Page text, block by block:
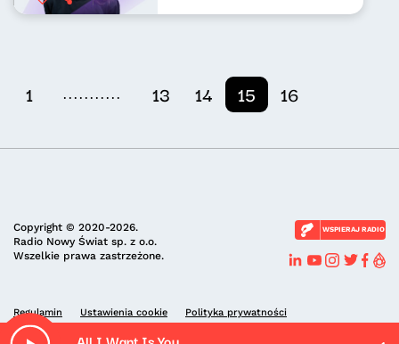
1 ........... 13 14 15 16
Copyright © 2020-2026.
Radio Nowy Świat sp. z o.o.
Wszelkie prawa zastrzeżone.
WSPIERAJ RADIO
Regulamin Ustawienia cookie Polityka prywatności